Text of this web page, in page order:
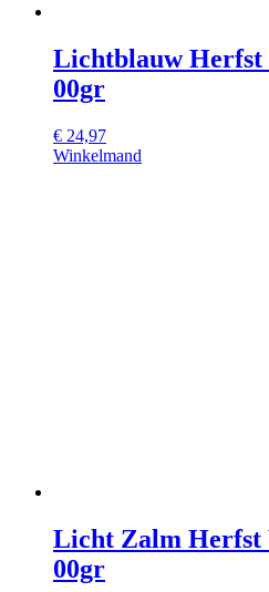
Lichtblauw Herfst
00gr
€ 24,97
Winkelmand
Licht Zalm Herfst
00gr